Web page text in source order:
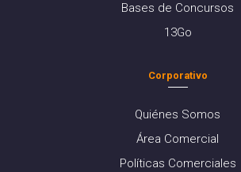
Bases de Concursos
13Go
Corporativo
Quiénes Somos
Área Comercial
Políticas Comerciales